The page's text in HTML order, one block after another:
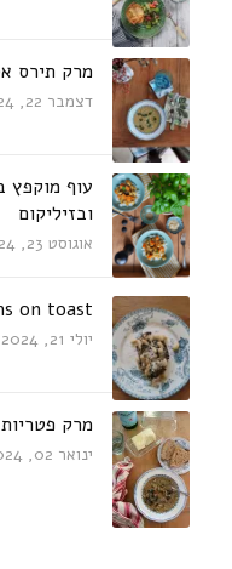
מרק תירס
דצמבר 22, 2024
עוף מוקפץ
ובזיליקום
אוגוסט 23, 2024
on toast
יולי 21, 2024
מרק פטריות
ינואר 02, 2024